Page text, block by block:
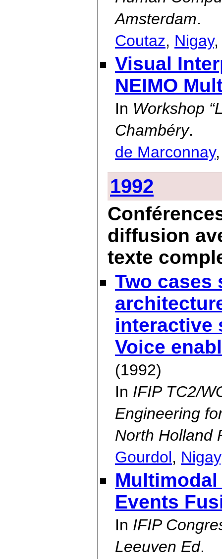
Amsterdam.
Coutaz, Nigay
Visual
NEIMO
In Workshop
Chambéry.
de Marconnay
1992
diffusion
texte
Two cases
interactive
Voice
(1992)
In IFIP TC2/
Engineering
North Holland
Gourdol, Nigay
Events
In IFIP
Leeuven Ed.